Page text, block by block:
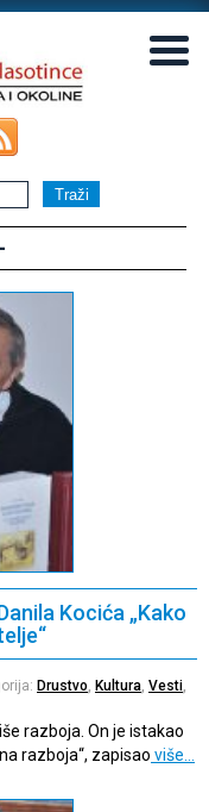
Kocića „Kako
Drustvo, Kultura, Vesti,
razboja. On je istakao
razboja“, zapisao više…